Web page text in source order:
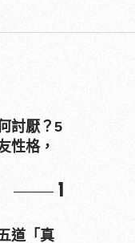
討厭？5
性格，
1
道「真